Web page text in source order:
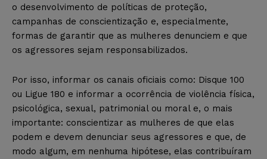
o desenvolvimento de políticas de proteção,
campanhas de conscientização e, especialmente,
formas de garantir que as mulheres denunciem e que
os agressores sejam responsabilizados.
Por isso, informar os canais oficiais como: Disque 100
ou Ligue 180 e informar a ocorrência de violência física,
psicológica, sexual, patrimonial ou moral e, o mais
importante: conscientizar as mulheres de que elas
podem e devem denunciar seus agressores e que, de
modo algum, em nenhuma hipótese, elas contribuíram